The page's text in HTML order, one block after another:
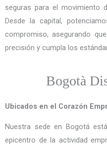
seguras para el movimiento
Desde la capital,
compromiso, asegurando
precisión y cumpla los
Bogotà
Ubicados en el Corazón
Nuestra sede en Bogotá
epicentro de la actividad